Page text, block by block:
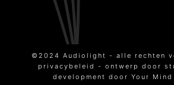
©2024 Audiolight - alle rechten
privacybeleid - ontwerp door
development door Your Mind